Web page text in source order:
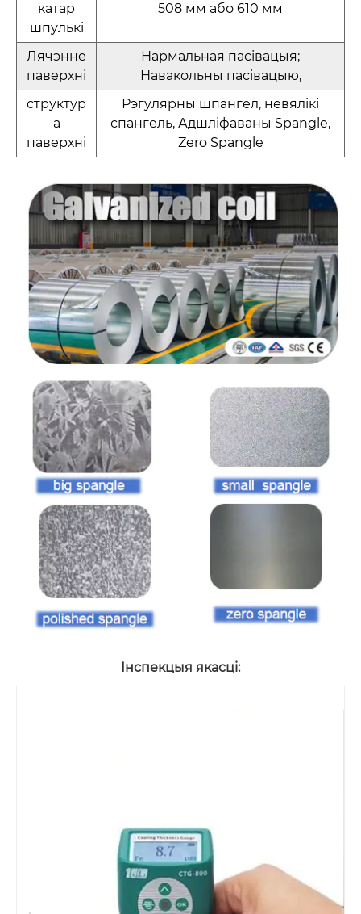
катар
шпулькі
508 мм або 610 мм
Лячэнне
паверхні
Нармальная пасівацыя;
Навакольны пасівацыю,
структур
а
паверхні
Рэгулярны шпангел, невялікі
спангель, Адшліфаваны Spangle,
Zero Spangle
Інспекцыя якасці: